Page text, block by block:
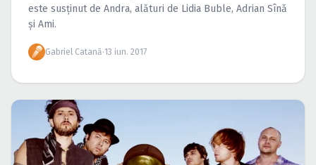
este susţinut de Andra, alături de Lidia Buble, Adrian Sînă
şi Ami.
Gabriel Catană·13 iun. 2017